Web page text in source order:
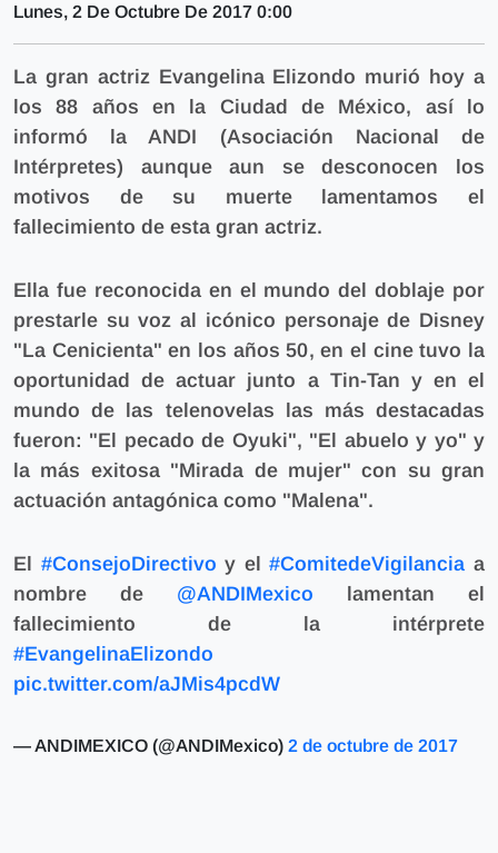
Lunes, 2 De Octubre De 2017 0:00
La gran actriz Evangelina Elizondo murió hoy a
los 88 años en la Ciudad de México, así lo
informó la ANDI (Asociación Nacional de
Intérpretes) aunque aun se desconocen los
motivos de su muerte lamentamos el
fallecimiento de esta gran actriz.
Ella fue reconocida en el mundo del doblaje por
prestarle su voz al icónico personaje de Disney
"La Cenicienta" en los años 50, en el cine tuvo la
oportunidad de actuar junto a Tin-Tan y en el
mundo de las telenovelas las más destacadas
fueron: "El pecado de Oyuki", "El abuelo y yo" y
la más exitosa "Mirada de mujer" con su gran
actuación antagónica como "Malena".
El #ConsejoDirectivo y el#ComitedeVigilancia a
nombre de @ANDIMexico lamentan el
fallecimiento de la intérprete
#EvangelinaElizondo
pic.twitter.com/aJMis4pcdW
— ANDIMEXICO (@ANDIMexico) 2 de octubre de 2017